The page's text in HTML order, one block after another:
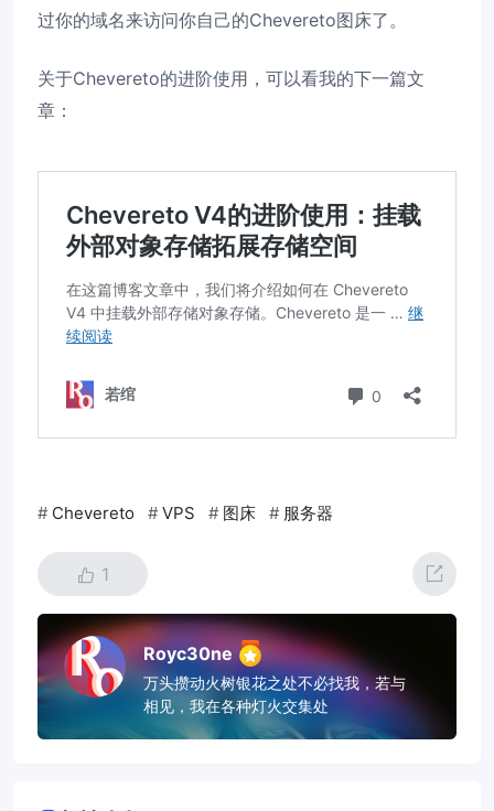
过你的域名来访问你自己的Chevereto图床了。
关于Chevereto的进阶使用，可以看我的下一篇文
章：
# Chevereto # VPS # 图床 # 服务器
1
Royc30ne
万头攒动火树银花之处不必找我，若与
相见，我在各种灯火交集处